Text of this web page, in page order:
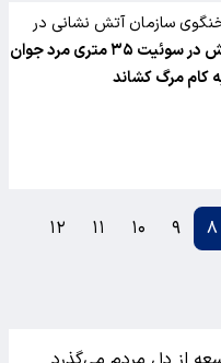
سازمان آتش نشانی در
وگو با تسنیم: آتش در سوئیت ۳۵ متری مرد جوان
کام مرگ کشاند
۸ ۹ ۱۰ ۱۱ ۱۲